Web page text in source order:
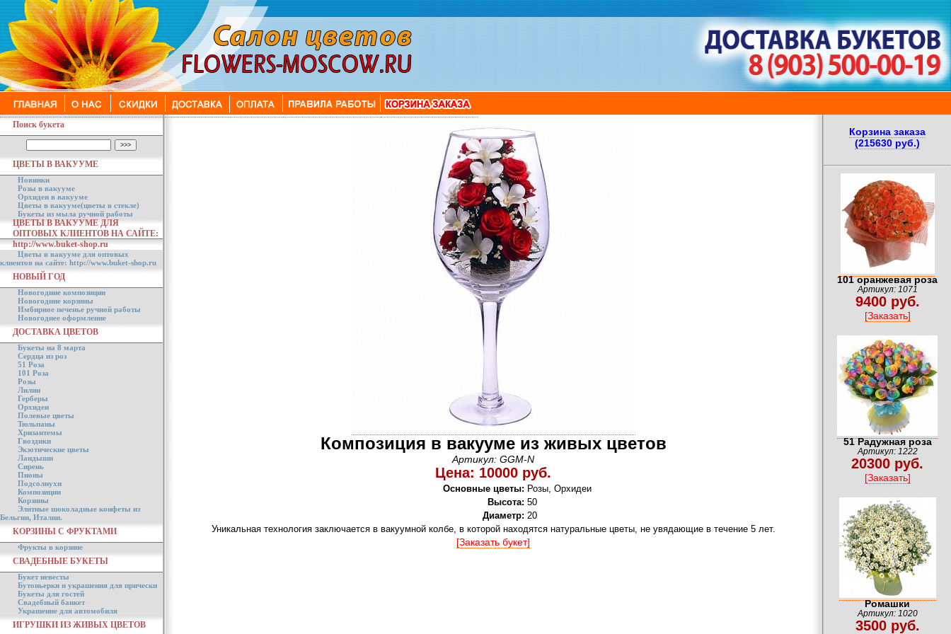
Поиск букета
ЦВЕТЫ В ВАКУУМЕ
Новинки
Розы в вакууме
Орхидеи в вакууме
Цветы в вакууме(цветы в стекле)
Букеты из мыла ручной работы
ЦВЕТЫ В ВАКУУМЕ ДЛЯ
ОПТОВЫХ КЛИЕНТОВ НА САЙТЕ:
http://www.buket-shop.ru
Цветы в вакууме для оптовых
клиентов на сайте: http://www.buket-shop.ru
НОВЫЙ ГОД
Новогодние композиции
Новогодние корзины
Имбирное печенье ручной работы
Новогоднее оформление
ДОСТАВКА ЦВЕТОВ
Букеты на 8 марта
Сердца из роз
51 Роза
101 Роза
Розы
Лилии
Герберы
Орхидеи
Полевые цветы
Тюльпаны
Хризантемы
Гвоздики
Экзотические цветы
Ландыши
Сирень
Пионы
Подсолнухи
Композиции
Корзины
Элитные шоколадные конфеты из
Бельгии, Италии.
КОРЗИНЫ С ФРУКТАМИ
Фрукты в корзине
СВАДЕБНЫЕ БУКЕТЫ
Букет невесты
Бутоньерки и украшения для прически
Букеты для гостей
Свадебный банкет
Украшение для автомобиля
ИГРУШКИ ИЗ ЖИВЫХ ЦВЕТОВ
Композиция в вакууме из живых цветов
Артикул: GGM-N
Цена: 10000 руб.
Основные цветы: Розы, Орхидеи
Высота: 50
Диаметр: 20
Уникальная технология заключается в вакуумной колбе, в которой находятся натуральные цветы, не увядающие в течение 5 лет.
[Заказать букет]
Корзина заказа
(215630 руб.)
101 оранжевая роза
Артикул: 1071
9400 руб.
[Заказать]
51 Радужная роза
Артикул: 1222
20300 руб.
[Заказать]
Ромашки
Артикул: 1020
3500 руб.